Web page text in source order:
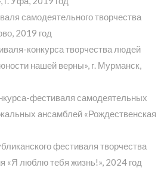
самодеятельного творчества
2019 год
конкурса творчества людей
нашей верны», г. Мурманск,
фестиваля самодеятельных
ансамблей «Рождественская
фестиваля творчества
«Я люблю тебя жизнь!», 2024 год